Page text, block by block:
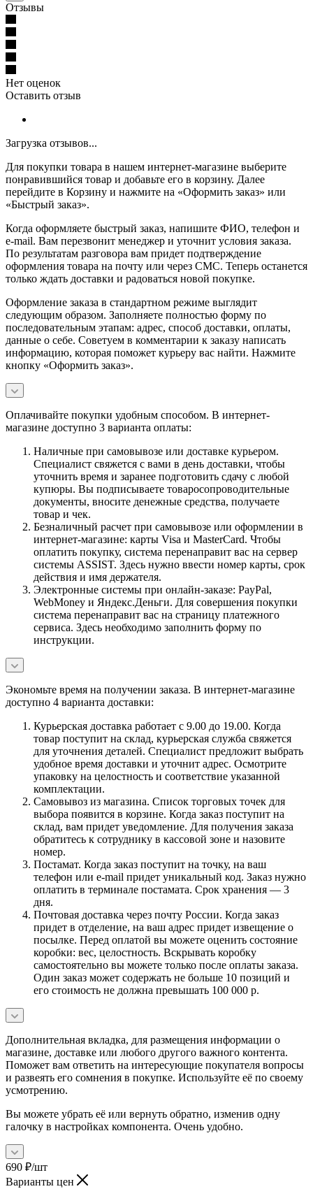
Отзывы
Нет оценок
Оставить отзыв
Загрузка отзывов...
Для покупки товара в нашем интернет-магазине выберите
понравившийся товар и добавьте его в корзину. Далее
перейдите в Корзину и нажмите на «Оформить заказ» или
«Быстрый заказ».
Когда оформляете быстрый заказ, напишите ФИО, телефон и
e-mail. Вам перезвонит менеджер и уточнит условия заказа.
По результатам разговора вам придет подтверждение
оформления товара на почту или через СМС. Теперь останется
только ждать доставки и радоваться новой покупке.
Оформление заказа в стандартном режиме выглядит
следующим образом. Заполняете полностью форму по
последовательным этапам: адрес, способ доставки, оплаты,
данные о себе. Советуем в комментарии к заказу написать
информацию, которая поможет курьеру вас найти. Нажмите
кнопку «Оформить заказ».
Оплачивайте покупки удобным способом. В интернет-
магазине доступно 3 варианта оплаты:
Наличные при самовывозе или доставке курьером.
Специалист свяжется с вами в день доставки, чтобы
уточнить время и заранее подготовить сдачу с любой
купюры. Вы подписываете товаросопроводительные
документы, вносите денежные средства, получаете
товар и чек.
Безналичный расчет при самовывозе или оформлении в
интернет-магазине: карты Visa и MasterCard. Чтобы
оплатить покупку, система перенаправит вас на сервер
системы ASSIST. Здесь нужно ввести номер карты, срок
действия и имя держателя.
Электронные системы при онлайн-заказе: PayPal,
WebMoney и Яндекс.Деньги. Для совершения покупки
система перенаправит вас на страницу платежного
сервиса. Здесь необходимо заполнить форму по
инструкции.
Экономьте время на получении заказа. В интернет-магазине
доступно 4 варианта доставки:
Курьерская доставка работает с 9.00 до 19.00. Когда
товар поступит на склад, курьерская служба свяжется
для уточнения деталей. Специалист предложит выбрать
удобное время доставки и уточнит адрес. Осмотрите
упаковку на целостность и соответствие указанной
комплектации.
Самовывоз из магазина. Список торговых точек для
выбора появится в корзине. Когда заказ поступит на
склад, вам придет уведомление. Для получения заказа
обратитесь к сотруднику в кассовой зоне и назовите
номер.
Постамат. Когда заказ поступит на точку, на ваш
телефон или e-mail придет уникальный код. Заказ нужно
оплатить в терминале постамата. Срок хранения — 3
дня.
Почтовая доставка через почту России. Когда заказ
придет в отделение, на ваш адрес придет извещение о
посылке. Перед оплатой вы можете оценить состояние
коробки: вес, целостность. Вскрывать коробку
самостоятельно вы можете только после оплаты заказа.
Один заказ может содержать не больше 10 позиций и
его стоимость не должна превышать 100 000 р.
Дополнительная вкладка, для размещения информации о
магазине, доставке или любого другого важного контента.
Поможет вам ответить на интересующие покупателя вопросы
и развеять его сомнения в покупке. Используйте её по своему
усмотрению.
Вы можете убрать её или вернуть обратно, изменив одну
галочку в настройках компонента. Очень удобно.
690 ₽/шт
Варианты цен